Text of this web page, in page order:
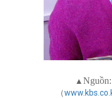
▲Nguồn:
（